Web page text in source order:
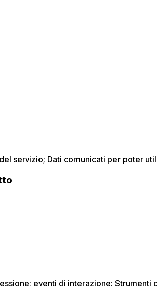
servizio; Dati comunicati per poter
eventi di interazione; Strumenti